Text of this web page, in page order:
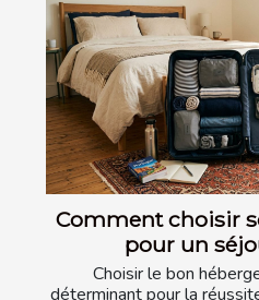
Comment choisir
pour un
Choisir le bon
déterminant pour la